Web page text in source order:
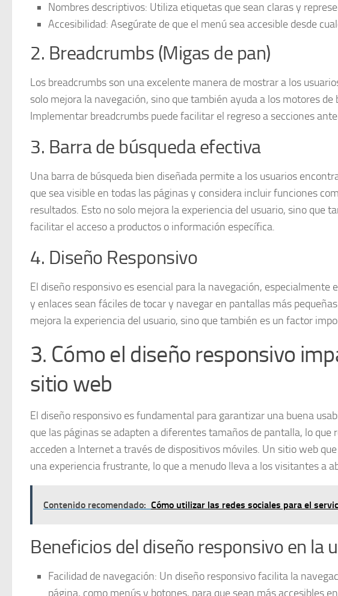
Nombres descriptivos: Utiliza etiquetas que sean claras y
Accesibilidad: Asegúrate de que el menú sea accesible desde
2. Breadcrumbs (Migas de pan)
Los breadcrumbs son una excelente manera de mostrar a los
solo mejora la navegación, sino que también ayuda a los motores
Implementar breadcrumbs puede facilitar el regreso a secciones
3. Barra de búsqueda efectiva
Una barra de búsqueda bien diseñada permite a los usuarios
que sea visible en todas las páginas y considera incluir funciones
resultados. Esto no solo mejora la experiencia del usuario, sino que
facilitar el acceso a productos o información específica.
4. Diseño Responsivo
El diseño responsivo es esencial para la navegación,
y enlaces sean fáciles de tocar y navegar en pantallas más
mejora la experiencia del usuario, sino que también es un factor
3. Cómo el diseño responsivo
sitio web
El diseño responsivo es fundamental para garantizar una buena
que las páginas se adapten a diferentes tamaños de pantalla, lo que
acceden a Internet a través de dispositivos móviles. Un sitio web
una experiencia frustrante, lo que a menudo lleva a los visitantes a
Contenido recomendado: Cómo utilizar las redes sociales para el
Beneficios del diseño responsivo en la
Facilidad de navegación: Un diseño responsivo facilita la
página, como menús y botones, para que sean más accesibles